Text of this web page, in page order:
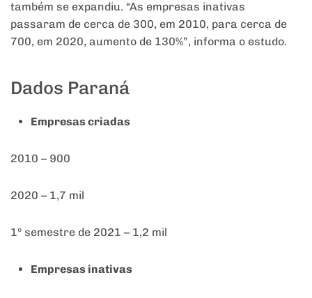
também se expandiu. “As empresas inativas
passaram de cerca de 300, em 2010, para cerca de
700, em 2020, aumento de 130%”, informa o estudo.
Dados Paraná
Empresas criadas
2010 – 900
2020 – 1,7 mil
1º semestre de 2021 – 1,2 mil
Empresas inativas